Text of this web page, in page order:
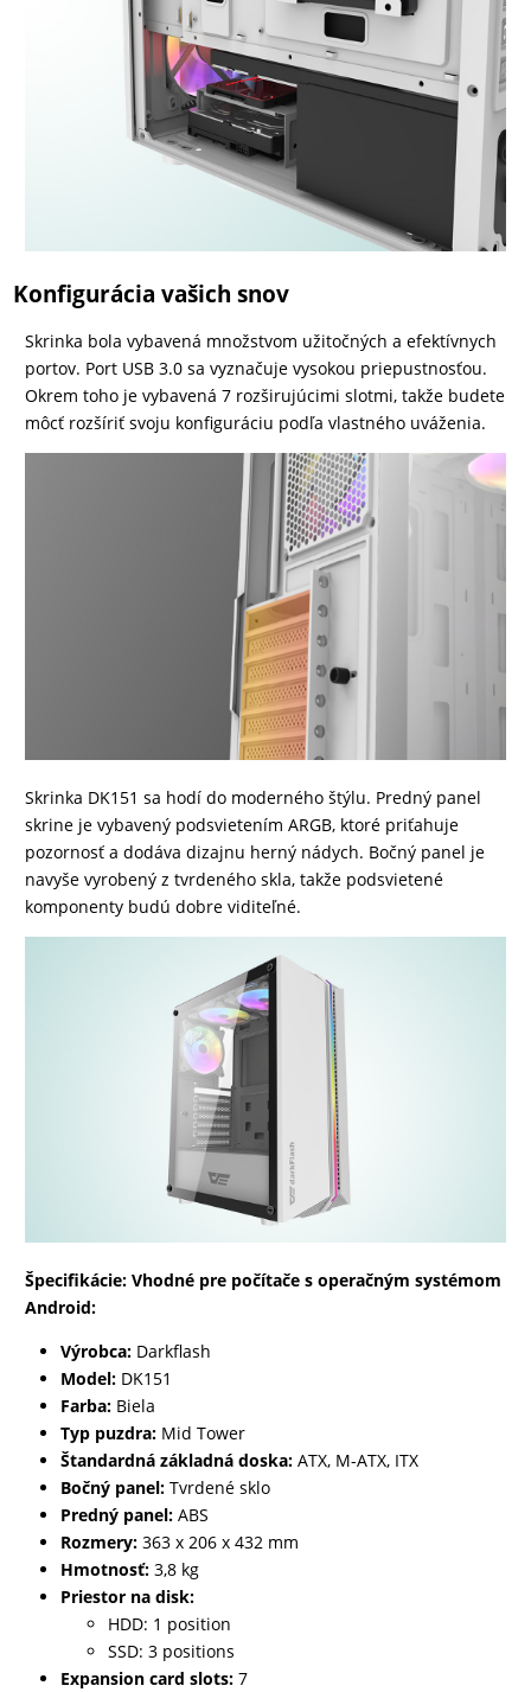
Konfigurácia vašich snov
Skrinka bola vybavená množstvom užitočných a efektívnych
portov. Port USB 3.0 sa vyznačuje vysokou priepustnosťou.
Okrem toho je vybavená 7 rozširujúcimi slotmi, takže budete
môcť rozšíriť svoju konfiguráciu podľa vlastného uváženia.
Skrinka DK151 sa hodí do moderného štýlu. Predný panel
skrine je vybavený podsvietením ARGB, ktoré priťahuje
pozornosť a dodáva dizajnu herný nádych. Bočný panel je
navyše vyrobený z tvrdeného skla, takže podsvietené
komponenty budú dobre viditeľné.
Špecifikácie: Vhodné pre počítače s operačným systémom
Android:
Výrobca: Darkflash
Model: DK151
Farba: Biela
Typ puzdra: Mid Tower
Štandardná základná doska: ATX, M-ATX, ITX
Bočný panel: Tvrdené sklo
Predný panel: ABS
Rozmery: 363 x 206 x 432 mm
Hmotnosť: 3,8 kg
Priestor na disk:
HDD: 1 position
SSD: 3 positions
Expansion card slots: 7